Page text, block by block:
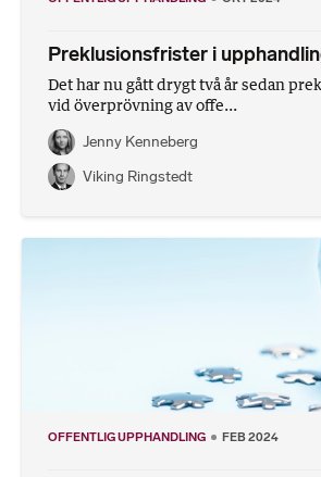
Preklusionsfrister i
Det har nu gått drygt två år sedan
vid överprövning av offe...
Jenny Kenneberg
Viking Ringstedt
OFFENTLIG UPPHANDLING FEB 2024